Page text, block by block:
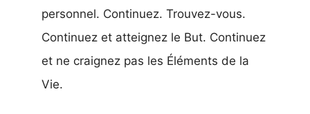
personnel. Continuez. Trouvez-vous.
Continuez et atteignez le But. Continuez
et ne craignez pas les Éléments de la
Vie.